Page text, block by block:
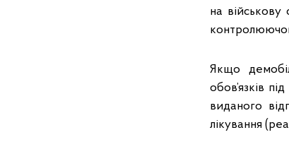
на військову
Якщо
обов’язків
виданого
лікування